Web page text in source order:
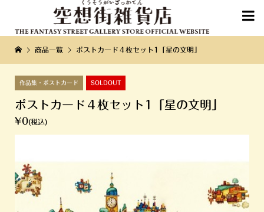

商品一覧 ポストカード４枚セット1「星の文明」
作品集・ポストカード SOLDOUT
ポストカード４枚セット1「星の文明」
¥0(税込)